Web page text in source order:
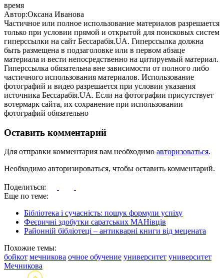
время
Автор:Оксана Иванова
Частичное или полное использование материалов разрешается
только при условии прямой и открытой для поисковых систем
гиперссылки на сайт Бессарабія.UA. Гиперссылка должна
быть размещена в подзаголовке или в первом абзаце
материала и вести непосредственно на цитируемый материал.
Гиперссылка обязательна вне зависимости от полного либо
частичного использования материалов. Использование
фотографий и видео разрешается при условии указания
источника Бессарабія.UA. Если на фотографии присутствует
вотермарк сайта, их сохранение при использовании
фотографий обязательно
Оставить комментарий
Для отправки комментария вам необходимо авторизоваться.
Необходимо авторизироваться, чтобы оставить комментарий.
Поделиться:
Еще по теме:
Бібліотека і сучасність: пошук формули успіху
Феєричні здобутки саратських МАНівців
Районній бібліотеці – антикварні книги від мецената
Похожие темы:
бойкот мечникова очное обучение университет университет
Мечникова